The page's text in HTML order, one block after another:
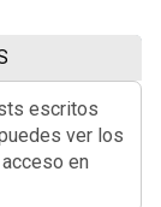
escritos
ver los
en